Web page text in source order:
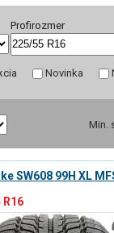
Profirozmer
Novinka
Min.
SW608 99H XL
R16